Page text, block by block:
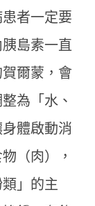
者一定要
島素一直
爾蒙，會
為「水、
體啟動消
（肉），
」的主